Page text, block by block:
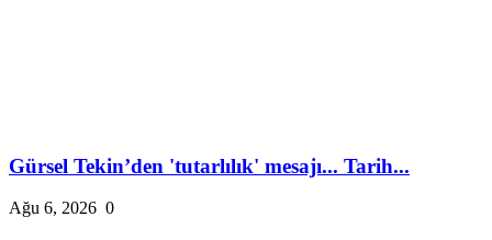
Gürsel Tekin’den 'tutarlılık' mesajı... Tarih...
Ağu 6, 2026 0